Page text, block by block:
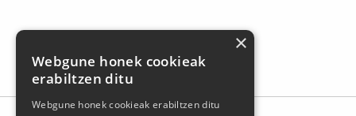
×
Webgune honek cookieak
erabiltzen ditu
Webgune honek cookieak erabiltzen ditu